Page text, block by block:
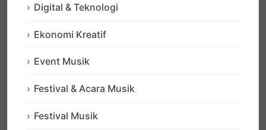
Digital & Teknologi
Ekonomi Kreatif
Event Musik
Festival & Acara Musik
Festival Musik